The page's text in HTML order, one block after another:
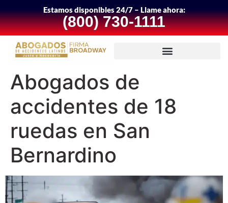
Estamos disponibles 24/7 – Llame ahora:
(800) 730-1111
Abogados de
accidentes de 18
ruedas en San
Bernardino